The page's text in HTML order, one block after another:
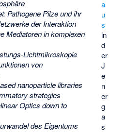
a
u
s
in
d
er
J
e
n
er
g
a
s
Pathogene Pilze und ihr
der Interaktion
Mediatoren in komplexen
Lichtmikroskopie
von
nanoparticle libraries
strategies
Optics down to
des Eigentums